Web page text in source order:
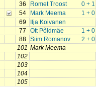
36
0 + 1
Romet Troost
54
1 + 0
Mark Meema
69
Ilja Koivanen
77
1 + 0
Ott Põldmäe
88
2 + 0
Siim Romanov
101 Mark Meema
102
103
104
105